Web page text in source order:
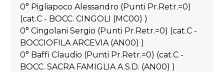
0° Pigliapoco Alessandro (Punti Pr.Retr.=0)
(cat.C - BOCC. CINGOLI (MC00) )
0° Cingolani Sergio (Punti Pr.Retr.=0) (cat.C -
BOCCIOFILA ARCEVIA (AN00) )
0° Baffi Claudio (Punti Pr.Retr.=0) (cat.C -
BOCC. SACRA FAMIGLIA A.S.D. (AN00) )